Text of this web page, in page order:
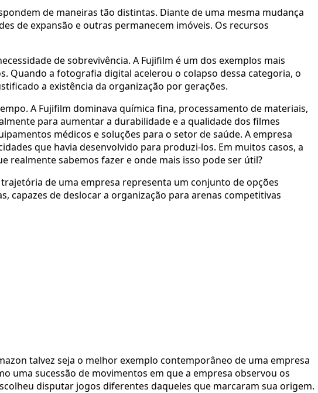
de maneiras tão distintas. Diante de uma mesma mudança
de expansão e outras permanecem imóveis. Os recursos
de sobrevivência. A Fujifilm é um dos exemplos mais
Quando a fotografia digital acelerou o colapso dessa categoria, o
a existência da organização por gerações.
A Fujifilm dominava química fina, processamento de materiais,
para aumentar a durabilidade e a qualidade dos filmes
médicos e soluções para o setor de saúde. A empresa
que havia desenvolvido para produzi-los. Em muitos casos, a
realmente sabemos fazer e onde mais isso pode ser útil?
de uma empresa representa um conjunto de opções
de deslocar a organização para arenas competitivas
talvez seja o melhor exemplo contemporâneo de uma empresa
uma sucessão de movimentos em que a empresa observou os
disputar jogos diferentes daqueles que marcaram sua origem.